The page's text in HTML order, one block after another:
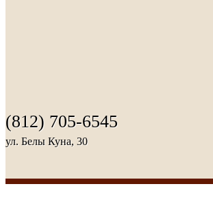
(812) 705-6545
ул. Белы Куна, 30